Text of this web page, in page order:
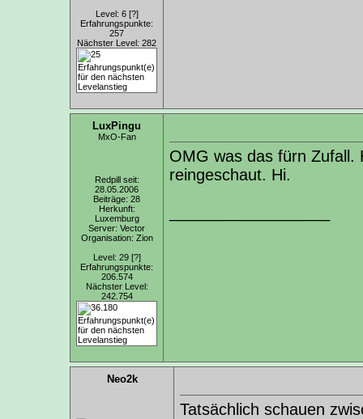
Level: 6 [?]
Erfahrungspunkte:
257
Nächster Level: 282
LuxPingu
MxO-Fan
Redpill seit:
28.05.2006
Beiträge: 28
Herkunft:
Luxemburg
Server: Vector
Organisation: Zion
Level: 29 [?]
Erfahrungspunkte:
206.574
Nächster Level:
242.754
OMG was das fürn Zufall.
reingeschaut. Hi.
Neo2k
Tatsächlich schauen